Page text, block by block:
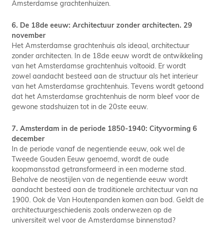
Amsterdamse grachtenhuizen.
6. De 18de eeuw: Architectuur zonder architecten. 29
november
Het Amsterdamse grachtenhuis als ideaal, architectuur
zonder architecten. In de 18de eeuw wordt de ontwikkeling
van het Amsterdamse grachtenhuis voltooid. Er wordt
zowel aandacht besteed aan de structuur als het interieur
van het Amsterdamse grachtenhuis. Tevens wordt getoond
dat het Amsterdamse grachtenhuis de norm bleef voor de
gewone stadshuizen tot in de 20ste eeuw.
7. Amsterdam in de periode 1850-1940: Cityvorming 6
december
In de periode vanaf de negentiende eeuw, ook wel de
Tweede Gouden Eeuw genoemd, wordt de oude
koopmansstad getransformeerd in een moderne stad.
Behalve de neostijlen van de negentiende eeuw wordt
aandacht besteed aan de traditionele architectuur van na
1900. Ook de Van Houtenpanden komen aan bod. Geldt de
architectuurgeschiedenis zoals onderwezen op de
universiteit wel voor de Amsterdamse binnenstad?